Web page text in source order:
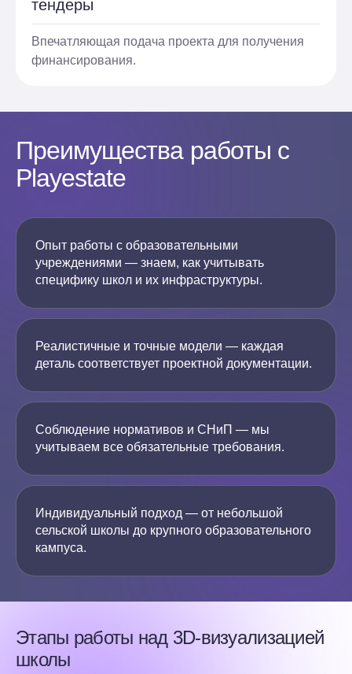
тендеры
Впечатляющая подача проекта для получения
финансирования.
Преимущества работы с
Playestate
Опыт работы с образовательными
учреждениями — знаем, как учитывать
специфику школ и их инфраструктуры.
Реалистичные и точные модели — каждая
деталь соответствует проектной документации.
Соблюдение нормативов и СНиП — мы
учитываем все обязательные требования.
Индивидуальный подход — от небольшой
сельской школы до крупного образовательного
кампуса.
Этапы работы над 3D-визуализацией
школы